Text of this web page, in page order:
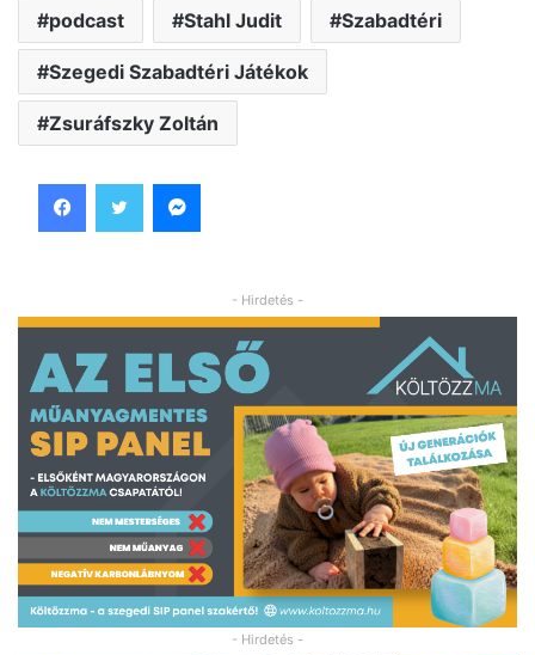
podcast Stahl Judit Szabadtéri
Szegedi Szabadtéri Játékok
Zsuráfszky Zoltán
- Hirdetés -
- Hirdetés -